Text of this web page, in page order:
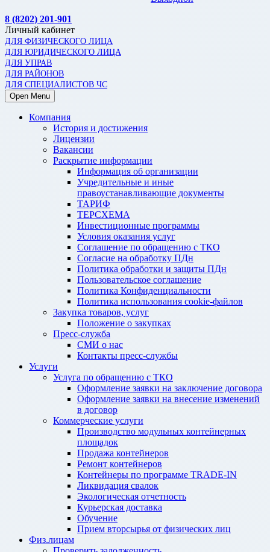
8 (8202) 201-901
Личный кабинет
ДЛЯ ФИЗИЧЕСКОГО ЛИЦА
ДЛЯ ЮРИДИЧЕСКОГО ЛИЦА
ДЛЯ УПРАВ
ДЛЯ РАЙОНОВ
ДЛЯ СПЕЦИАЛИСТОВ ЧС
Open Menu
Компания
История и достижения
Лицензии
Вакансии
Раскрытие информации
Информация об организации
Учредительные и иные
правоустанавливающие документы
ТАРИФ
ТЕРСХЕМА
Инвестиционные программы
Условия оказания услуг
Соглашение по обращению с ТКО
Согласие на обработку ПДн
Политика обработки и защиты ПДн
Пользовательское соглашение
Политика Конфиденциальности
Политика использования cookie-файлов
Закупка товаров, услуг
Положение о закупках
Пресс-служба
СМИ о нас
Контакты пресс-службы
Услуги
Услуга по обращению с ТКО
Оформление заявки на заключение договора
Оформление заявки на внесение изменений
в договор
Коммерческие услуги
Производство модульных контейнерных
площадок
Продажа контейнеров
Ремонт контейнеров
Контейнеры по программе TRADE-IN
Ликвидация свалок
Экологическая отчетность
Курьерская доставка
Обучение
Прием вторсырья от физических лиц
Физ.лицам